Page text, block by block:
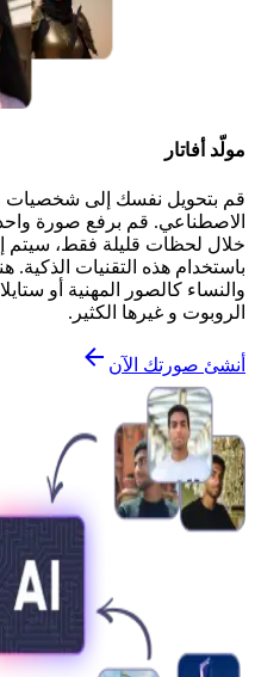
مولّد أفاتار
قم بتحويل نفسك إلى شخصيات
الاصطناعي. قم برفع صورة
خلال لحظات قليلة فقط، سيتم
باستخدام هذه التقنيات الذكية.
والنساء كالصور المهنية أو
الروبوت و غيرها الكثير.
أنشئ صورتك الآن